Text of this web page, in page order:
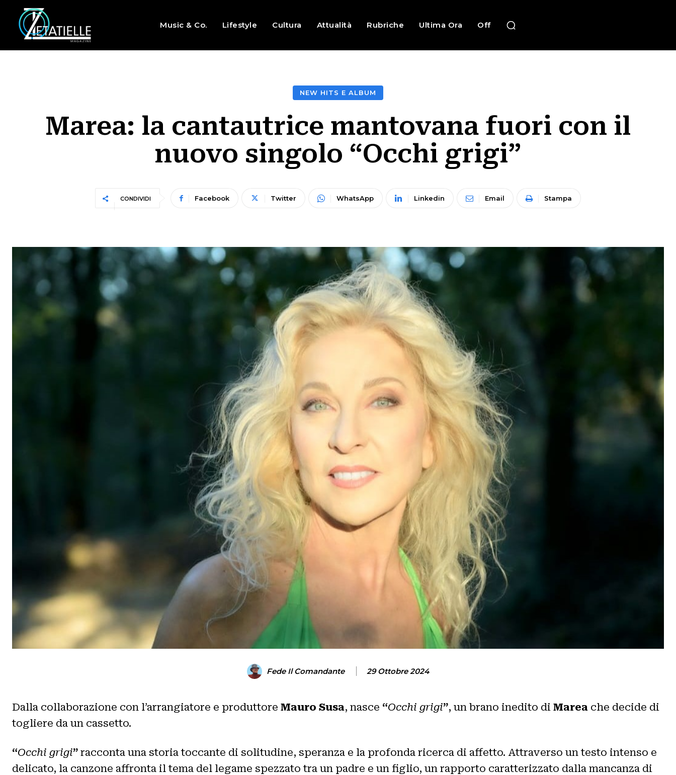
Music & Co. Lifestyle Cultura Attualità Rubriche Ultima Ora Off
NEW HITS E ALBUM
Marea: la cantautrice mantovana fuori con il
nuovo singolo “Occhi grigi”
CONDIVIDI Facebook Twitter WhatsApp Linkedin Email Stampa
Fede Il Comandante 29 Ottobre 2024
Dalla collaborazione con l’arrangiatore e produttore Mauro Susa, nasce “Occhi grigi”, un brano inedito di Marea che decide di
togliere da un cassetto.
“Occhi grigi” racconta una storia toccante di solitudine, speranza e la profonda ricerca di affetto. Attraverso un testo intenso e
delicato, la canzone affronta il tema del legame spezzato tra un padre e un figlio, un rapporto caratterizzato dalla mancanza di